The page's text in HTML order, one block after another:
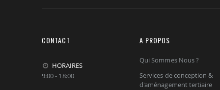
CONTACT
HORAIRES
9:00 - 18:00
A PROPOS
Qui Sommes Nous ?
Services de conception &
d'aménagement tertiaire